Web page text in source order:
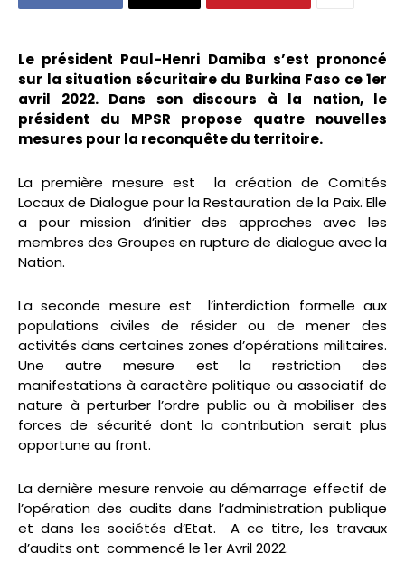
Le président Paul-Henri Damiba s’est prononcé
sur la situation sécuritaire du Burkina Faso ce 1er
avril 2022. Dans son discours à la nation, le
président du MPSR propose quatre nouvelles
mesures pour la reconquête du territoire.
La première mesure est la création de Comités
Locaux de Dialogue pour la Restauration de la Paix. Elle
a pour mission d’initier des approches avec les
membres des Groupes en rupture de dialogue avec la
Nation.
La seconde mesure est l’interdiction formelle aux
populations civiles de résider ou de mener des
activités dans certaines zones d’opérations militaires.
Une autre mesure est la restriction des
manifestations à caractère politique ou associatif de
nature à perturber l’ordre public ou à mobiliser des
forces de sécurité dont la contribution serait plus
opportune au front.
La dernière mesure renvoie au démarrage effectif de
l’opération des audits dans l’administration publique
et dans les sociétés d’Etat. A ce titre, les travaux
d’audits ont commencé le 1er Avril 2022.